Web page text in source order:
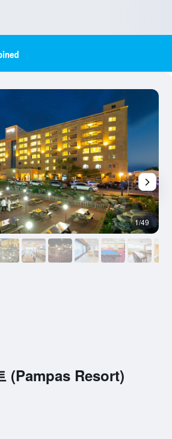
(Pampas Resort)
1/49